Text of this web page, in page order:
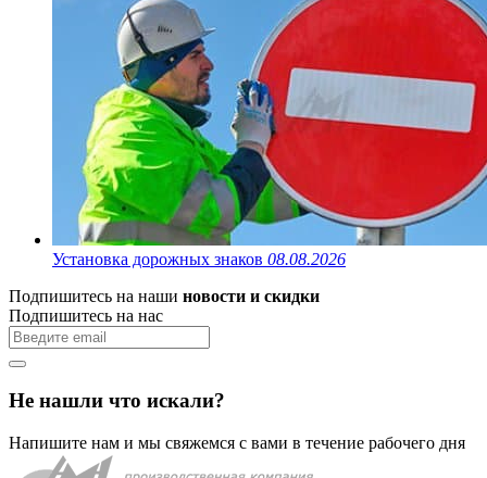
Установка дорожных знаков 08.08.2026
Подпишитесь на наши новости и скидки
Подпишитесь на нас
Не нашли что искали?
Напишите нам и мы свяжемся с вами в течение рабочего дня